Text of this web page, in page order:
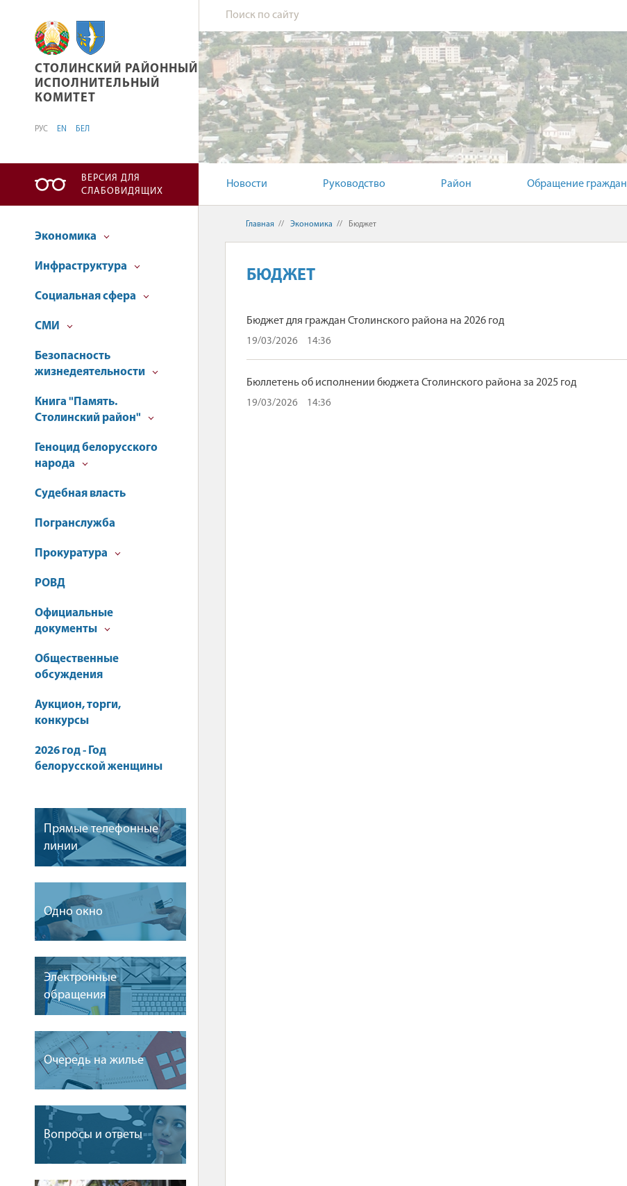
СТОЛИНСКИЙ РАЙОННЫЙ ИСПОЛНИТЕЛЬНЫЙ КОМИТЕТ
СТОЛИНСКИЙ РАЙОННЫЙ
ИСПОЛНИТЕЛЬНЫЙ
КОМИТЕТ
РУС EN БЕЛ
ВЕРСИЯ ДЛЯ
СЛАБОВИДЯЩИХ
Новости Руководство Район Обращение граждан
Экономика
Инфраструктура
Социальная сфера
СМИ
Безопасность
жизнедеятельности
Книга "Память.
Столинский район"
Геноцид белорусского
народа
Судебная власть
Погранслужба
Прокуратура
РОВД
Официальные
документы
Общественные
обсуждения
Аукцион, торги,
конкурсы
2026 год - Год
белорусской женщины
Прямые телефонные
линии
Одно окно
Электронные
обращения
Очередь на жилье
Вопросы и ответы
Главная // Экономика // Бюджет
БЮДЖЕТ
Бюджет для граждан Столинского района на 2026 год
19/03/2026 14:36
Бюллетень об исполнении бюджета Столинского района за 2025 год
19/03/2026 14:36